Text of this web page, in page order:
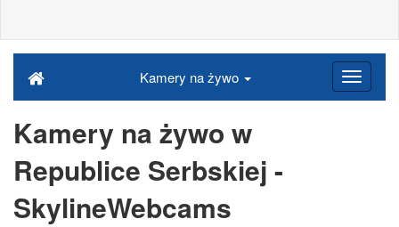
Kamery na żywo
Kamery na żywo w
Republice Serbskiej -
SkylineWebcams